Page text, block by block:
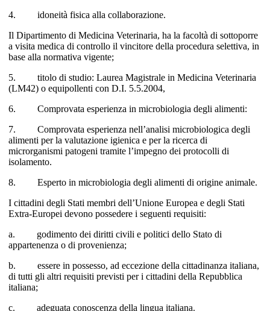
4. idoneità fisica alla collaborazione.
Il Dipartimento di Medicina Veterinaria, ha la facoltà di sottoporre
a visita medica di controllo il vincitore della procedura selettiva, in
base alla normativa vigente;
5. titolo di studio: Laurea Magistrale in Medicina Veterinaria
(LM42) o equipollenti con D.I. 5.5.2004,
6. Comprovata esperienza in microbiologia degli alimenti:
7. Comprovata esperienza nell’analisi microbiologica degli
alimenti per la valutazione igienica e per la ricerca di
microrganismi patogeni tramite l’impegno dei protocolli di
isolamento.
8. Esperto in microbiologia degli alimenti di origine animale.
I cittadini degli Stati membri dell’Unione Europea e degli Stati
Extra-Europei devono possedere i seguenti requisiti:
a. godimento dei diritti civili e politici dello Stato di
appartenenza o di provenienza;
b. essere in possesso, ad eccezione della cittadinanza italiana,
di tutti gli altri requisiti previsti per i cittadini della Repubblica
italiana;
c. adeguata conoscenza della lingua italiana.